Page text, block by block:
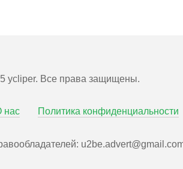
ycliper. Все права защищены.
нас Политика конфиденциальности